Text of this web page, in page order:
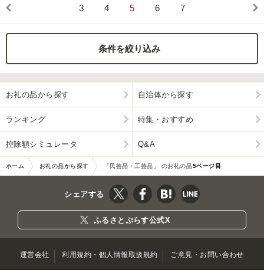
3 4 5 6 7
条件を絞り込み
お礼の品から探す 自治体から探す
ランキング 特集・おすすめ
控除額シミュレータ Q&A
ホーム お礼の品から探す 「民芸品・工芸品」 のお礼の品5ページ目
シェアする
ふるさとぷらす公式X
運営会社 利用規約・個人情報取扱規約 ご意見・お問い合わせ